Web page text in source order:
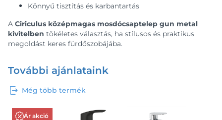
Könnyű tisztítás és karbantartás
A Ciriculus középmagas mosdócsaptelep gun metal
kivitelben tökéletes választás, ha stílusos és praktikus
megoldást keres fürdőszobájába.
További ajánlataink
Még több termék
Ár akció